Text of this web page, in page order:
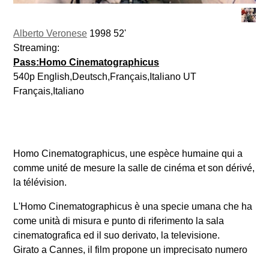
Alberto Veronese 1998 52'
Streaming:
Pass:Homo Cinematographicus
540p English,Deutsch,Français,Italiano UT
Français,Italiano
Homo Cinematographicus, une espèce humaine qui a
comme unité de mesure la salle de cinéma et son dérivé,
la télévision.
L'Homo Cinematographicus è una specie umana che ha
come unità di misura e punto di riferimento la sala
cinematografica ed il suo derivato, la televisione.
Girato a Cannes, il film propone un imprecisato numero